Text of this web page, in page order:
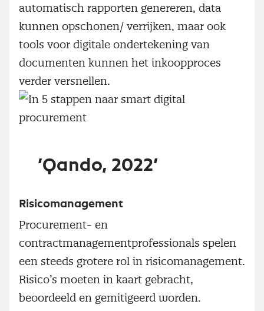
automatisch rapporten genereren, data
kunnen opschonen/ verrijken, maar ook
tools voor digitale ondertekening van
documenten kunnen het inkoopproces
verder versnellen.
’Qando, 2022’
Risicomanagement
Procurement- en
contractmanagementprofessionals spelen
een steeds grotere rol in risicomanagement.
Risico’s moeten in kaart gebracht,
beoordeeld en gemitigeerd worden.